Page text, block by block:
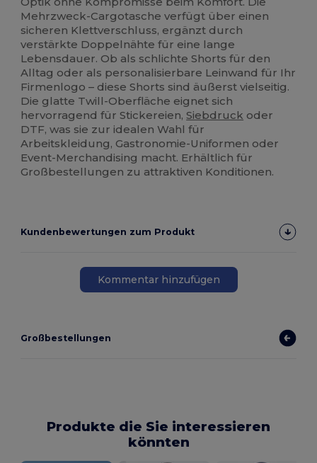
Mehrzweck-Cargotasche verfügt über einen
sicheren Klettverschluss, ergänzt durch
verstärkte Doppelnähte für eine lange
Lebensdauer. Ob als schlichte Shorts für den
Alltag oder als personalisierbare Leinwand für Ihr
Firmenlogo – diese Shorts sind äußerst vielseitig.
Die glatte Twill-Oberfläche eignet sich
hervorragend für Stickereien,Siebdruck oder
DTF, was sie zur idealen Wahl für
Arbeitskleidung, Gastronomie-Uniformen oder
Event-Merchandising macht. Erhältlich für
Großbestellungen zu attraktiven Konditionen.
Kundenbewertungen zum Produkt
Kommentar hinzufügen
Großbestellungen
Produkte die Sie interessieren
könnten